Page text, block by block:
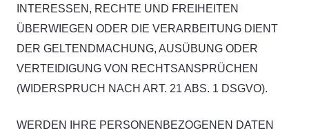
INTERESSEN, RECHTE UND FREIHEITEN
ÜBERWIEGEN ODER DIE VERARBEITUNG DIENT
DER GELTENDMACHUNG, AUSÜBUNG ODER
VERTEIDIGUNG VON RECHTSANSPRÜCHEN
(WIDERSPRUCH NACH ART. 21 ABS. 1 DSGVO).
WERDEN IHRE PERSONENBEZOGENEN DATEN